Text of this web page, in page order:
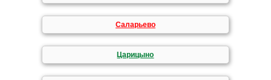
Саларьево
Царицыно